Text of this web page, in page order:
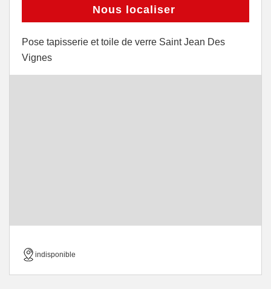
Nous localiser
Pose tapisserie et toile de verre Saint Jean Des
Vignes
indisponible